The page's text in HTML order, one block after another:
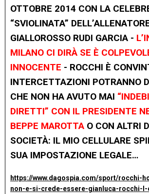
OTTOBRE 2014 CON LA
“SVIOLINATA”
GIALLOROSSO RUDI GARCIA -
MILANO CI DIRÀ SE È
INNOCENTE - ROCCHI È
INTERCETTAZIONI POTRANNO
CHE NON HA AVUTO MAI
DIRETTI” CON IL PRESIDENTE
BEPPE MAROTTA O CON ALTRI
SOCIETÀ: IL MIO CELLULARE
SUA IMPOSTAZIONE LEGALE…
https://www.dagospia.com/sport/rocchi-
non-e-si-crede-essere-gianluca-rocchi-l-